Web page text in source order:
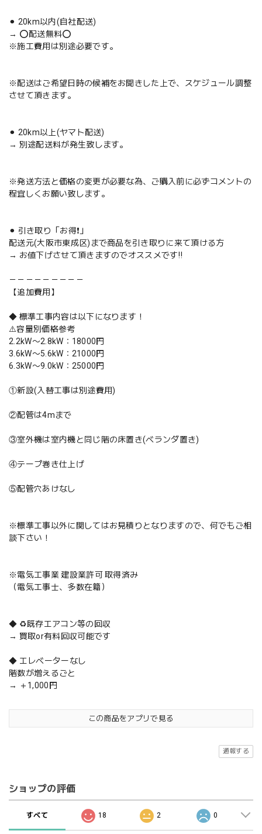
⚫︎ 20km以内(自社配送)
→ ⭕️配送無料⭕️
※施工費用は別途必要です。
※配送はご希望日時の候補をお聞きした上で、スケジュール調整
させて頂きます。
⚫︎ 20km以上(ヤマト配送)
→ 別途配送料が発生致します。
※発送方法と価格の変更が必要な為、ご購入前に必ずコメントの
程宜しくお願い致します。
⚫︎ 引き取り「お得❗️」
配送元(大阪市東成区)まで商品を引き取りに来て頂ける方
→ お値下げさせて頂きますのでオススメです‼️
－－－－－－－－－
【追加費用】
◆ 標準工事内容は以下になります！
⚠️容量別価格参考
2.2kW〜2.8kW：18000円
3.6kW〜5.6kW：21000円
6.3kW〜9.0kW：25000円
①新設(入替工事は別途費用)
②配管は4mまで
③室外機は室内機と同じ階の床置き(ベランダ置き)
④テープ巻き仕上げ
⑤配管穴あけなし
※標準工事以外に関してはお見積りとなりますので、何でもご相
談下さい！
※電気工事業 建設業許可 取得済み
（電気工事士、多数在籍）
◆ ♻️既存エアコン等の回収
→ 買取or有料回収可能です
◆ エレベーターなし
階数が増えるごと
→ ＋1,000円
この商品をアプリで見る
通報する
ショップの評価
すべて 18 2 0